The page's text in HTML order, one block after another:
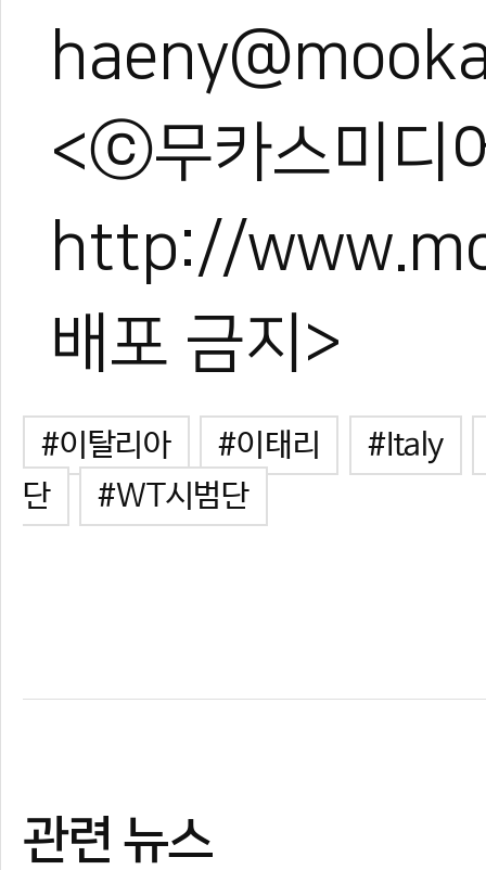
<ⓒ무카스미디
http://
배포 금지>